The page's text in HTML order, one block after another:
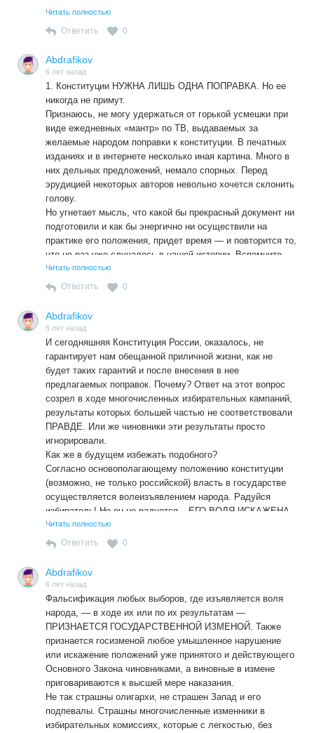
«Горбачев», где главную роль сыграет Евгений Миронов,
на гастролях радовавший украинцев стихами и сценками
Читать полностью
Ответить 0
Abdrafikov
6 лет назад
1. Конституции НУЖНА ЛИШЬ ОДНА ПОПРАВКА. Но ее
никогда не примут.
Признаюсь, не могу удержаться от горькой усмешки при
виде ежедневных «мантр» по ТВ, выдаваемых за
желаемые народом поправки к конституции. В печатных
изданиях и в интернете несколько иная картина. Много в
них дельных предложений, немало спорных. Перед
эрудицией некоторых авторов невольно хочется склонить
голову.
Но угнетает мысль, что какой бы прекрасный документ ни
подготовили и как бы энергично ни осуществили на
практике его положения, придет время — и повторится то,
что не раз уже случалось в нашей истории. Вспомните
Референдум о сохранении СССР, вспомните Конституцию
СССР. А Программа и Устав КПСС – читаешь и
А потом приходит, условно говоря, генсек партии
Горбачев и становится Президентом страны. После чего
складывает полномочия Президента, нарушая
президентскую присягу, совершая тотальную измену —
всему: народу, стране, уставу партии. И сбегает за рубеж
спокойно доживать свой век.
Читать полностью
Ответить 0
Abdrafikov
6 лет назад
И сегодняшняя Конституция России, оказалось, не
гарантирует нам обещанной приличной жизни, как не
будет таких гарантий и после внесения в нее
предлагаемых поправок. Почему? Ответ на этот вопрос
созрел в ходе многочисленных избирательных кампаний,
результаты которых большей частью не соответствовали
ПРАВДЕ. Или же чиновники эти результаты просто
игнорировали.
Как же в будущем избежать подобного?
Согласно основополагающему положению конституции
(возможно, не только российской) власть в государстве
осуществляется волеизъявлением народа. Радуйся
избиратель! Но он не радуется – ЕГО ВОЛЯ ИСКАЖЕНА.
Многие и вовсе давно махнули рукой: мол, ходить на
выборы – бессмысленное занятие.
Для достижения ПРАВДЫ необходимо одно условие:
внести в конституцию основополагающую поправку.
Читать полностью
Ответить 0
Abdrafikov
6 лет назад
Фальсификация любых выборов, где изъявляется воля
народа, — в ходе их или по их результатам —
ПРИЗНАЕТСЯ ГОСУДАРСТВЕННОЙ ИЗМЕНОЙ. Также
признается госизменой любое умышленное нарушение
или искажение положений уже принятого и действующего
Основного Закона чиновниками, а виновные в измене
приговариваются к высшей мере наказания.
Не так страшны олигархи, не страшен Запад и его
подпевалы. Страшны многочисленные изменники в
избирательных комиссиях, которые с легкостью, без